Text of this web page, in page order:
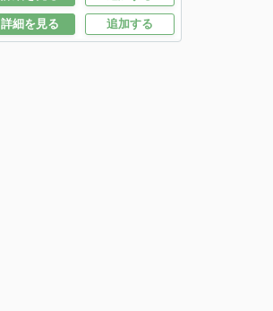
詳細を見る 追加する